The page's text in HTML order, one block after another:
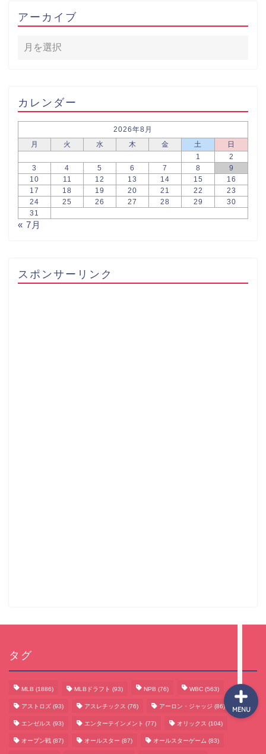
アーカイブ
カレンダー
2026年8月
月
火 水 木 金 土
日
1
2
3
4 5 6 7 8
9
10
11 12 13 14 15
16
17
18 19 20 21 22
23
24
25 26 27 28 29
30
31
« 7月
スポンサーリンク
タグ
MLB (1886) MLBドラフト (93) NPB (76) WBC (563)
アストロズ (93) アスレチックス (76) アーロン・ジャッジ (86)
エンゼルス (93) エンターテインメント (77) オリックス (104)
オープン戦 (87) オールスター (87) オールスターゲーム (83)
MENU